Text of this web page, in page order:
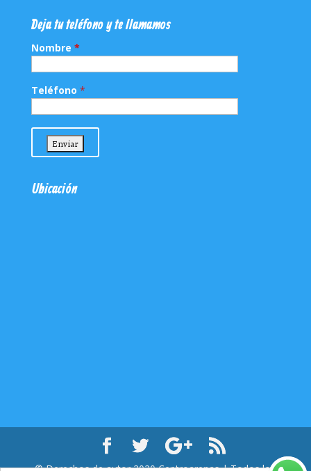
Deja tu teléfono y te llamamos
Nombre *
Teléfono *
Ubicación
© Derechos de autor2020Centroarenas | Todos los